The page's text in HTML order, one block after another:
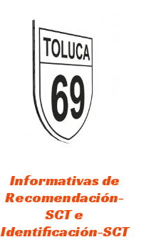
Informativas de
Recomendación-
SCT e
Identificación-SCT